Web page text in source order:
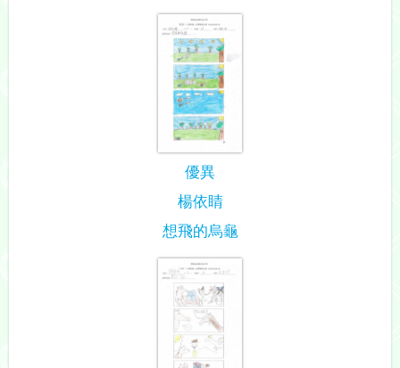
優異
楊依睛
想飛的烏龜